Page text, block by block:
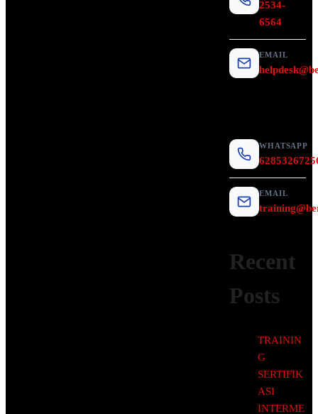
2534-
6564
EMAIL
WHATSAPP
EMAIL
Recent
Posts
TRAININ
G
SERTIFIK
ASI
INTERME